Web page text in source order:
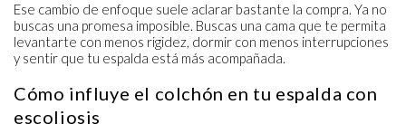
Ese cambio de enfoque suele aclarar bastante la compra. Ya no
buscas una promesa imposible. Buscas una cama que te permita
levantarte con menos rigidez, dormir con menos interrupciones
y sentir que tu espalda está más acompañada.
Cómo influye el colchón en tu espalda con
escoliosis